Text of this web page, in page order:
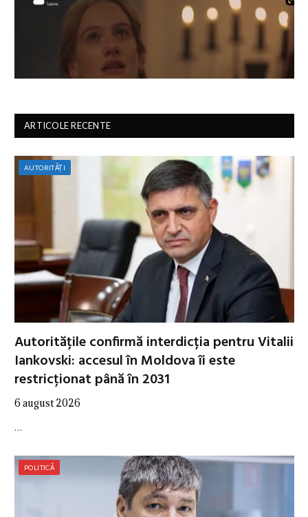
ARTICOLE RECENTE
AUTORITĂȚI
Autoritățile confirmă interdicția pentru Vitalii
Iankovski: accesul în Moldova îi este
restricționat până în 2031
6 august 2026
…
POLITICĂ